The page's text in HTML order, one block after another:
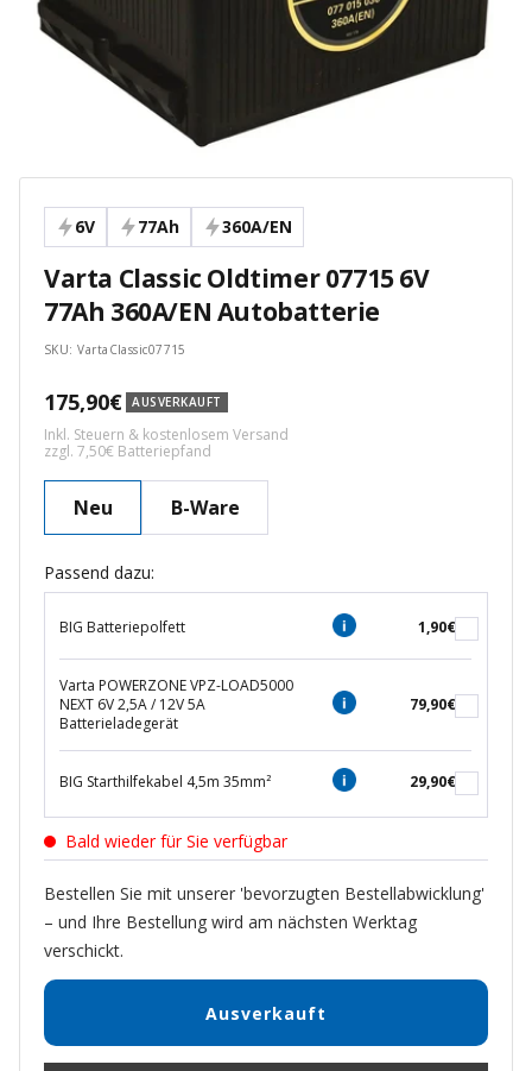
6V 77Ah 360A/EN
Varta Classic Oldtimer 07715 6V
77Ah 360A/EN Autobatterie
SKU:VartaClassic07715
Angebotspreis
175,90€ AUSVERKAUFT
Inkl. Steuern & kostenlosem Versand
zzgl. 7,50€ Batteriepfand
Neu B-Ware
Passend dazu:
BIG Batteriepolfett 1,90€
Varta POWERZONE VPZ-LOAD5000
NEXT 6V 2,5A / 12V 5A
Batterieladegerät
79,90€
BIG Starthilfekabel 4,5m 35mm² 29,90€
Bald wieder für Sie verfügbar
Bestellen Sie mit unserer 'bevorzugten Bestellabwicklung'
– und Ihre Bestellung wird am nächsten Werktag
verschickt.
Ausverkauft